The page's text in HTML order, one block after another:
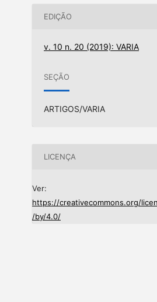
EDIÇÃO
v. 10 n. 20 (2019): VARIA
SEÇÃO
ARTIGOS/VARIA
LICENÇA
Ver:
https://creativecommons.org/
/by/4.0/